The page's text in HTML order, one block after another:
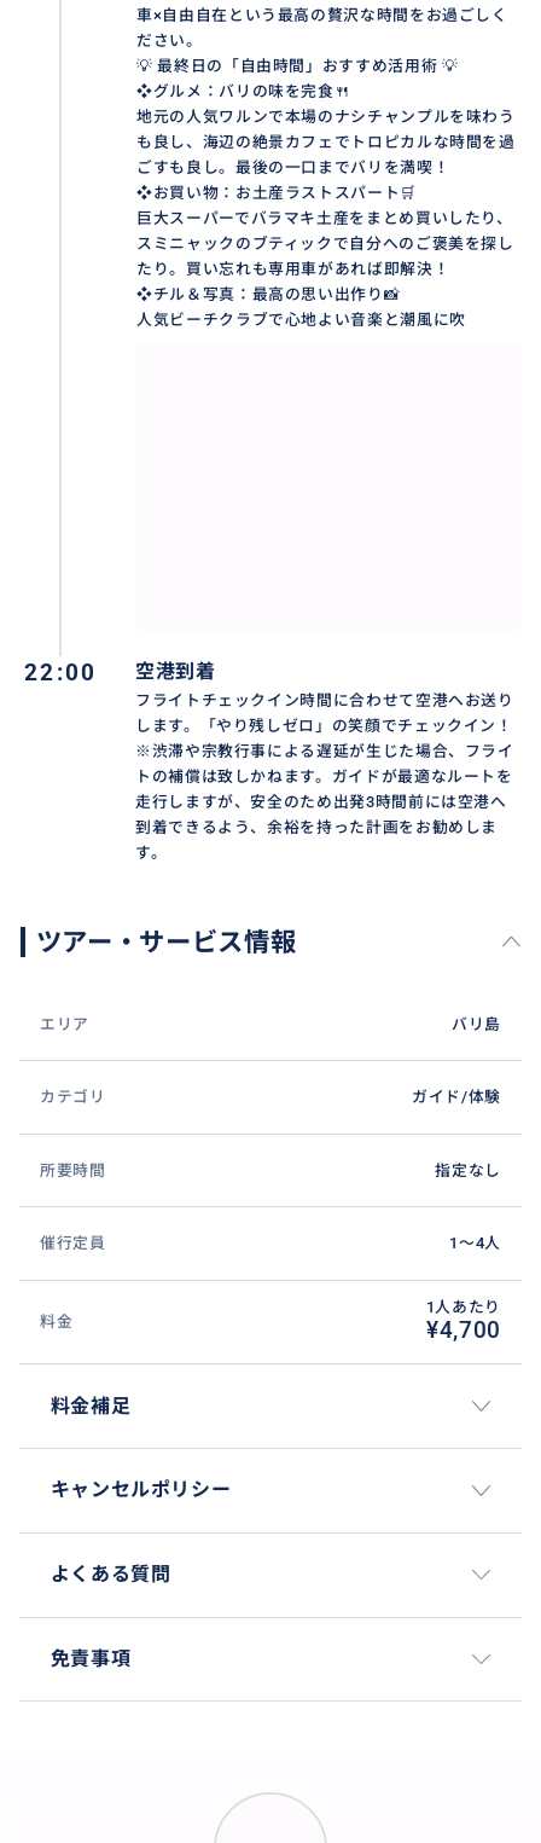
おすすめ
人気ビーチクラブで心地よい音楽と潮風に吹かれた
り、フォトジェニックな街並みで旅のベストショット
を撮影したり。ガイドが穴場へご案内します！️
車×自由自在という最高の贅沢な時間をお過ごしく
ださい。
💡 最終日の「自由時間」おすすめ活用術 💡
❖グルメ：バリの味を完食🍴
地元の人気ワルンで本場のナシチャンプルを味わう
も良し、海辺の絶景カフェでトロピカルな時間を過
ごすも良し。最後の一口までバリを満喫！
❖お買い物：お土産ラストスパート🛒
巨大スーパーでバラマキ土産をまとめ買いしたり、
スミニャックのブティックで自分へのご褒美を探し
たり。買い忘れも専用車があれば即解決！
❖チル＆写真：最高の思い出作り📸
人気ビーチクラブで心地よい音楽と潮風に吹
22:00 空港到着
フライトチェックイン時間に合わせて空港へお送り
します。「やり残しゼロ」の笑顔でチェックイン！
※渋滞や宗教行事による遅延が生じた場合、フライ
トの補償は致しかねます。ガイドが最適なルートを
走行しますが、安全のため出発3時間前には空港へ
到着できるよう、余裕を持った計画をお勧めしま
す。
ツアー・サービス情報
エリア バリ島
カテゴリ ガイド/体験
所要時間 指定なし
催行定員 1〜4人
料金
1人あたり
¥4,700
料金補足
キャンセルポリシー
よくある質問
免責事項